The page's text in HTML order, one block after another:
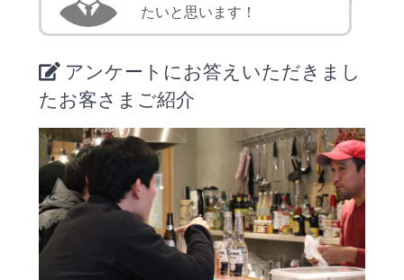
たいと思います！
アンケートにお答えいただきまし
たお客さまご紹介